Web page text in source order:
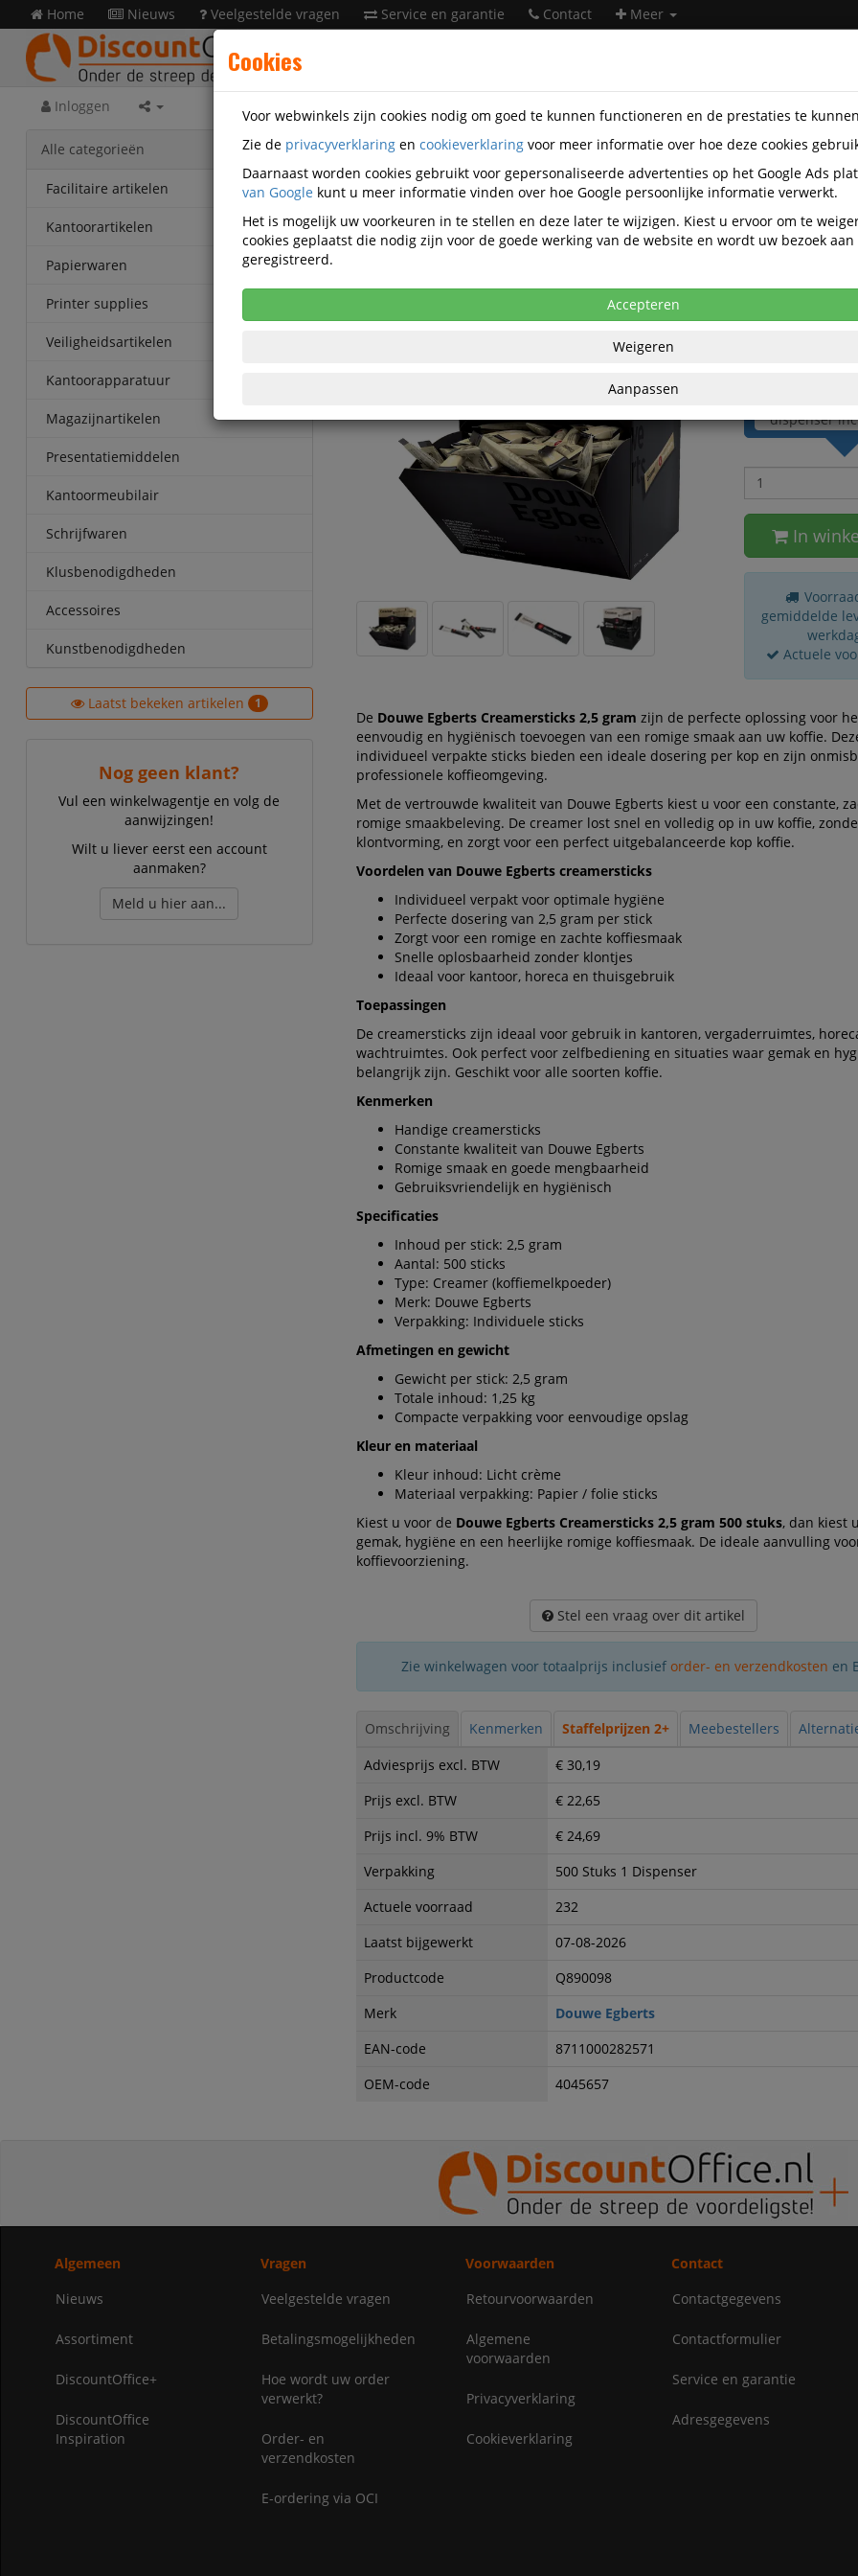
Home Nieuws Veelgestelde vragen Service en garantie Contact Meer
Inloggen
Alle categorieën
Facilitaire artikelen
Kantoorartikelen
Papierwaren
Printer supplies
Veiligheidsartikelen
Kantoorapparatuur
Magazijnartikelen
Presentatiemiddelen
Kantoormeubilair
Schrijfwaren
Klusbenodigdheden
Accessoires
Kunstbenodigdheden
Laatst bekeken artikelen 1
Nog geen klant?
Vul een winkelwagentje en volg de
aanwijzingen!
Wilt u liever eerst een account
aanmaken?
Meld u hier aan...
Facilitaire artikelen Catering-artikelen
Koffie- en theetoebehoren
Douwe Egberts
Koffiecreamer Douwe Egberts sticks 2.5gr
Korting vanaf aankoop 2 eenheden, zie prijsoverzicht
€
dispenser
In
gemiddelde
Actuele
De Douwe Egberts Creamersticks 2,5 gram zijn de perfecte oplossing voor
eenvoudig en hygiënisch toevoegen van een romige smaak aan uw koffie.
individueel verpakte sticks bieden een ideale dosering per kop en zijn
professionele koffieomgeving.
Met de vertrouwde kwaliteit van Douwe Egberts kiest u voor een constante,
romige smaakbeleving. De creamer lost snel en volledig op in uw koffie,
klontvorming, en zorgt voor een perfect uitgebalanceerde kop koffie.
Voordelen van Douwe Egberts creamersticks
Individueel verpakt voor optimale hygiëne
Perfecte dosering van 2,5 gram per stick
Zorgt voor een romige en zachte koffiesmaak
Snelle oplosbaarheid zonder klontjes
Ideaal voor kantoor, horeca en thuisgebruik
Toepassingen
De creamersticks zijn ideaal voor gebruik in kantoren, vergaderruimtes,
wachtruimtes. Ook perfect voor zelfbediening en situaties waar gemak en
belangrijk zijn. Geschikt voor alle soorten koffie.
Kenmerken
Handige creamersticks
Constante kwaliteit van Douwe Egberts
Romige smaak en goede mengbaarheid
Gebruiksvriendelijk en hygiënisch
Specificaties
Inhoud per stick: 2,5 gram
Aantal: 500 sticks
Type: Creamer (koffiemelkpoeder)
Merk: Douwe Egberts
Verpakking: Individuele sticks
Afmetingen en gewicht
Gewicht per stick: 2,5 gram
Totale inhoud: 1,25 kg
Compacte verpakking voor eenvoudige opslag
Kleur en materiaal
Kleur inhoud: Licht crème
Materiaal verpakking: Papier / folie sticks
Kiest u voor de Douwe Egberts Creamersticks 2,5 gram 500 stuks, dan kiest
gemak, hygiëne en een heerlijke romige koffiesmaak. De ideale aanvulling
koffievoorziening.
Stel een vraag over dit artikel
Zie winkelwagen voor totaalprijs inclusief order- en verzendkosten en
Omschrijving Kenmerken Staffelprijzen 2+ Meebestellers
Adviesprijs excl. BTW
€ 30,19
Prijs excl. BTW
€ 22,65
Prijs incl. 9% BTW
€ 24,69
Verpakking
500 Stuks 1 Dispenser
Actuele voorraad
232
Laatst bijgewerkt
07-08-2026
Productcode
Q890098
Merk
Douwe Egberts
EAN-code
8711000282571
OEM-code
4045657
Algemeen
Nieuws
Assortiment
DiscountOffice+
DiscountOffice
Inspiration
Vragen
Veelgestelde vragen
Betalingsmogelijkheden
Hoe wordt uw order
verwerkt?
Order- en
verzendkosten
E-ordering via OCI
Voorwaarden
Retourvoorwaarden
Algemene
voorwaarden
Privacyverklaring
Cookieverklaring
Contact
Contactgegevens
Contactformulier
Service en garantie
Adresgegevens
Cookies
Voor webwinkels zijn cookies nodig om goed te kunnen functioneren en de prestaties te
Zie de privacyverklaring en cookieverklaring voor meer informatie over hoe deze cookies
Daarnaast worden cookies gebruikt voor gepersonaliseerde advertenties op het Google Ads
van Google kunt u meer informatie vinden over hoe Google persoonlijke informatie verwerkt.
Het is mogelijk uw voorkeuren in te stellen en deze later te wijzigen. Kiest u ervoor om te
cookies geplaatst die nodig zijn voor de goede werking van de website en wordt uw bezoek
geregistreerd.
Accepteren
Weigeren
Aanpassen